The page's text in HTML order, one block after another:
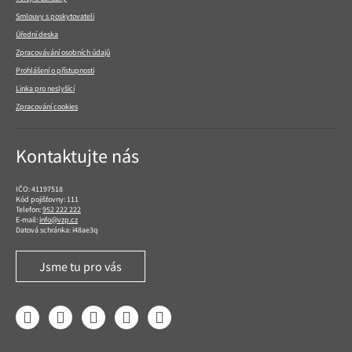
Smlouvy s poskytovateli
Úřední deska
Zpracovávání osobních údajů
Prohlášení o přístupnosti
Linka pro neslyšící
Zpracování cookies
Kontaktujte nás
IČO: 41197518
Kód pojišťovny: 111
Telefon:952 222 222
E-mail:info@vzp.cz
Datová schránka: i48ae3q
Jsme tu pro vás
FacebookLinkedIn YouTube InstagramTwitter